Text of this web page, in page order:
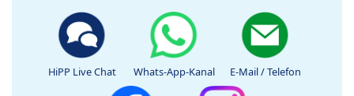
HiPP Live Chat Whats-App-Kanal E-Mail / Telefon